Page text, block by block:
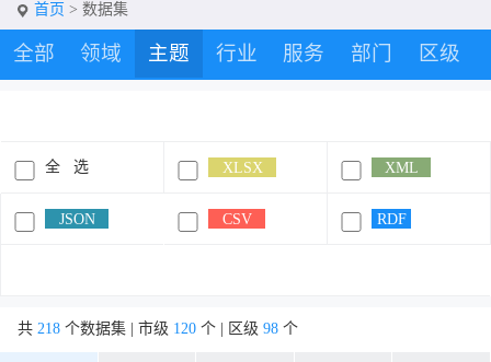
首页 > 数据集
全部 领域 主题 行业 服务 部门 区级
全 选 XLSX XML
JSON CSV RDF
共 218个数据集 | 市级 120个 | 区级 98个